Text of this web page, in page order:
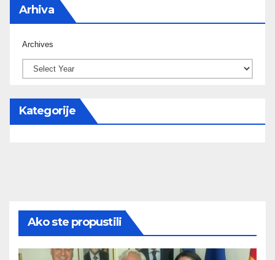
Arhiva
Archives
Kategorije
Ako ste propustili